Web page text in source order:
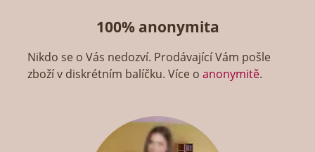
100% anonymita
Nikdo se o Vás nedozví. Prodávající Vám pošle
zboží v diskrétním balíčku. Více oanonymitě.